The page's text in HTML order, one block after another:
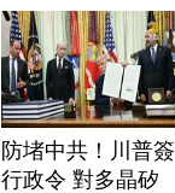
防堵中共！川普簽
行政令 對多晶矽